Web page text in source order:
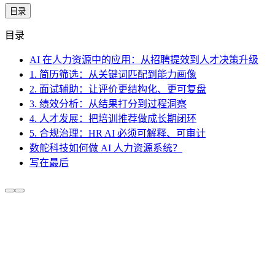
目录
目录
AI 在人力资源中的应用：从招聘提效到人才决策升级
1. 简历筛选：从关键词匹配到能力画像
2. 面试辅助：让评价更结构化、更可复盘
3. 绩效分析：从结果打分到过程洞察
4. 人才发展：把培训推荐做成长期闭环
5. 合规治理：HR AI 必须可解释、可审计
数舵科技如何做 AI 人力资源系统？
写在最后